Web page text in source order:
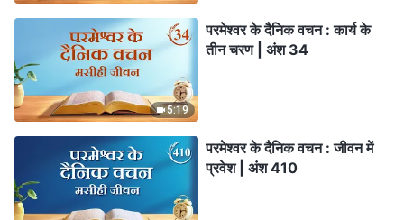
5:19
परमेश्वर के दैनिक वचन : कार्य के
तीन चरण | अंश 34
परमेश्वर के दैनिक वचन : जीवन में
प्रवेश | अंश 410